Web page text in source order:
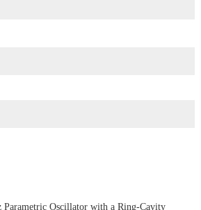
Parametric Oscillator with a Ring-Cavity